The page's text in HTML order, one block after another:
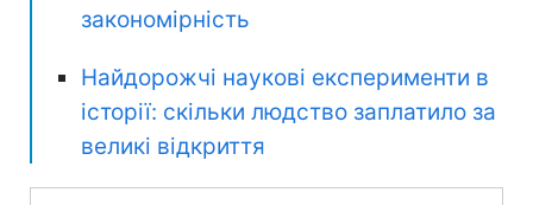
закономірність
Найдорожчі наукові експерименти в
історії: скільки людство заплатило за
великі відкриття